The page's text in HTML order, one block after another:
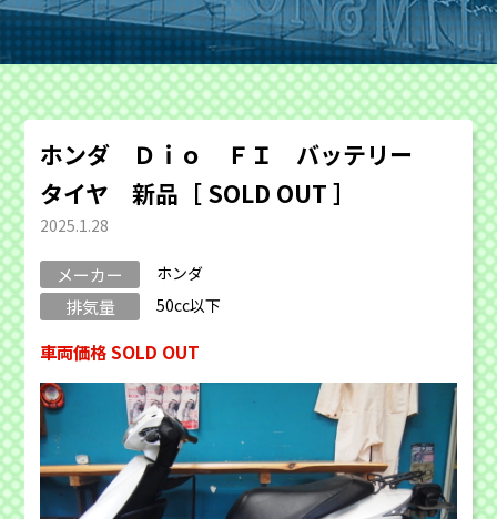
ホンダ Ｄｉｏ ＦＩ バッテリー
タイヤ 新品［ SOLD OUT ］
2025.1.28
メーカー ホンダ
排気量 50cc以下
車両価格 SOLD OUT